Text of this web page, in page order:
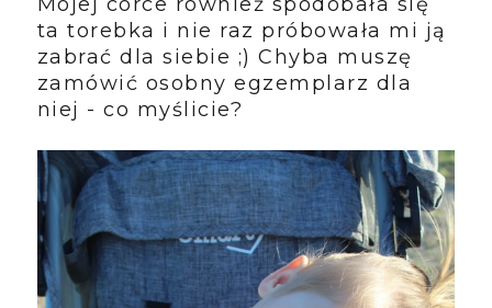
ta torebka i nie raz próbowała mi ją
zabrać dla siebie ;) Chyba muszę
zamówić osobny egzemplarz dla
niej - co myślicie?